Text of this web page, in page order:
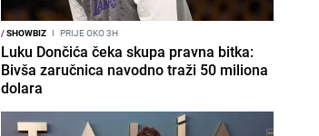
/SHOWBIZ I PRIJE OKO 3H
Luku Dončića čeka skupa pravna bitka:
Bivša zaručnica navodno traži 50 miliona
dolara